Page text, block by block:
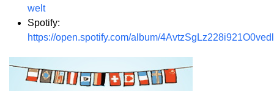
welt
Spotify:
https://open.spotify.com/album/4AvtzSgLz228i921O0vedl